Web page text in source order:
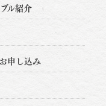
ル紹介
申し込み